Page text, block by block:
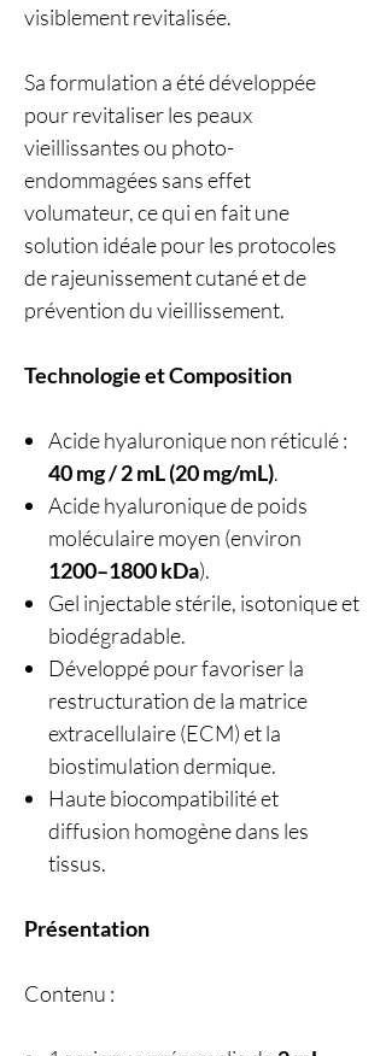
visiblement revitalisée.
Sa formulation a été développée
pour revitaliser les peaux
vieillissantes ou photo-
endommagées sans effet
volumateur, ce qui en fait une
solution idéale pour les protocoles
de rajeunissement cutané et de
prévention du vieillissement.
Technologie et Composition
Acide hyaluronique non réticulé :
40 mg / 2 mL (20 mg/mL).
Acide hyaluronique de poids
moléculaire moyen (environ
1200–1800 kDa).
Gel injectable stérile, isotonique et
biodégradable.
Développé pour favoriser la
restructuration de la matrice
extracellulaire (ECM) et la
biostimulation dermique.
Haute biocompatibilité et
diffusion homogène dans les
tissus.
Présentation
Contenu :